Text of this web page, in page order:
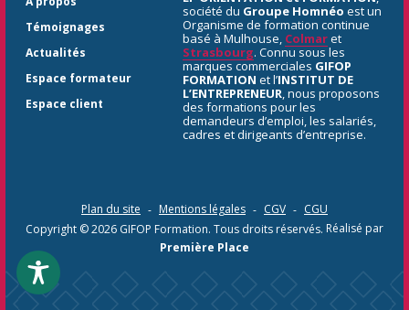
Témoignages
Actualités
Espace formateur
Espace client
société du Groupe Homnéo est un
Organisme de formation continue
basé à Mulhouse, Colmaret
Strasbourg. Connu sous les
marques commerciales GIFOP
FORMATION et l’INSTITUT DE
L’ENTREPRENEUR, nous proposons
des formations pour les
demandeurs d’emploi, les salariés,
cadres et dirigeants d’entreprise.
Plan du site Mentions légales CGV
CGU
Copyright © 2026 GIFOP Formation. Tous droits réservés. Réalisé par
Première Place